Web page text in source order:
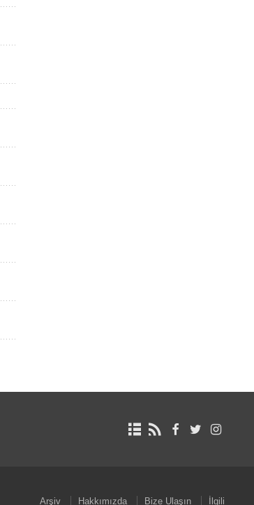
Arşiv Hakkımızda Bize Ulaşın İlgili